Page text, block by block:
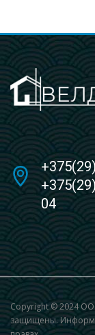
04
Copyright © 2024
защищены.